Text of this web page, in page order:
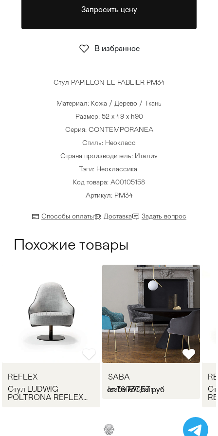
Стул PAPILLON LE FABLIER PM34
Материал: Кожа / Дерево / Ткань
Размер: 52 x 49 x h90
Серия: CONTEMPORANEA
Стиль: Неокласс
Страна производитель: Италия
Тэги: Неоклассика
Код товара: A00105158
Артикул: PM34
Способы оплаты Доставка Задать вопрос
Запросить цену
В избранное
Похожие товары
REFLEX
Стул LUDWIG
POLTRONA REFLEX
SABA
Isabelle Chair
от 76 737,57 руб